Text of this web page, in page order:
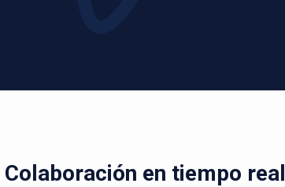
Colaboración en tiempo real